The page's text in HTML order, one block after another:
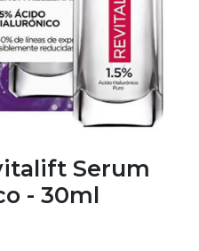
Serum
- 30ml